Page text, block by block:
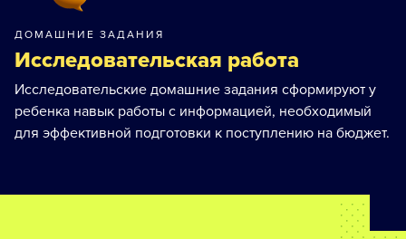
ДОМАШНИЕ ЗАДАНИЯ
Исследовательская работа
Исследовательские домашние задания сформируют у
ребенка навык работы с информацией, необходимый
для эффективной подготовки к поступлению на бюджет.